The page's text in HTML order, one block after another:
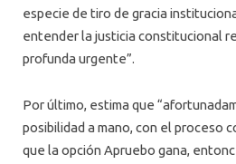
especie de tiro de gracia
entender la justicia constitucional
profunda urgente”.
Por último, estima que
posibilidad a mano, con el proceso
que la opción Apruebo gana,